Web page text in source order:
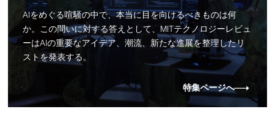
AIをめぐる喧騒の中で、本当に目を向けるべきものは何
か。この問いに対する答えとして、MITテクノロジーレビュ
ーはAIの重要なアイデア、潮流、新たな進展を整理したリ
ストを発表する。
特集ページへ